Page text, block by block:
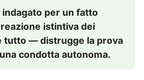
per un fatto
istintiva dei
tutto — distrugge la prova
condotta autonoma.